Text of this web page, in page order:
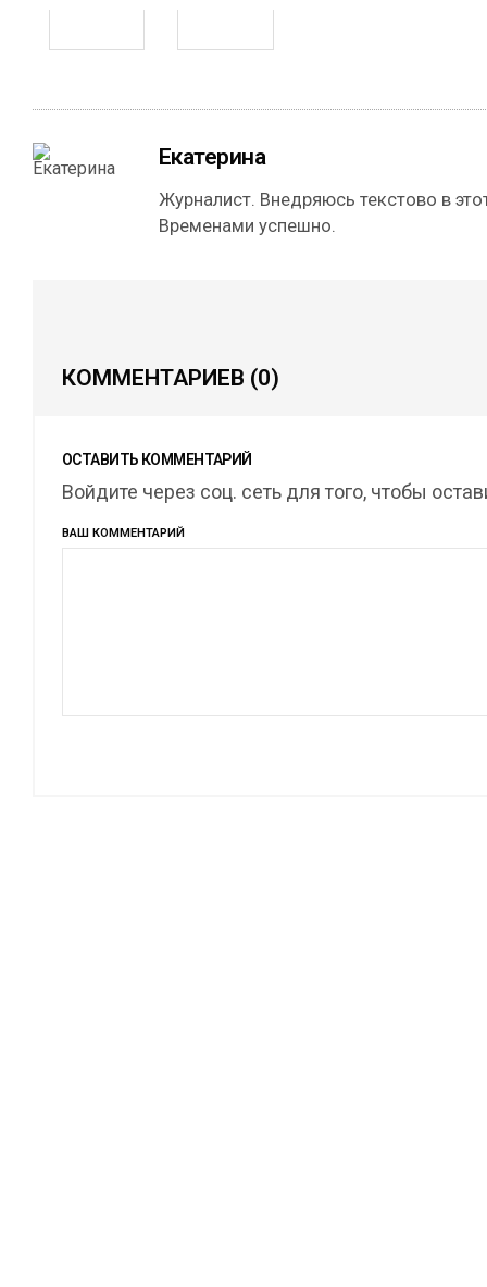
Екатерина
Журналист. Внедряюсь текстово в
Временами успешно.
КОММЕНТАРИЕВ (0)
ОСТАВИТЬ КОММЕНТАРИЙ
Войдите через соц. сеть для того, чтобы
ВАШ КОММЕНТАРИЙ